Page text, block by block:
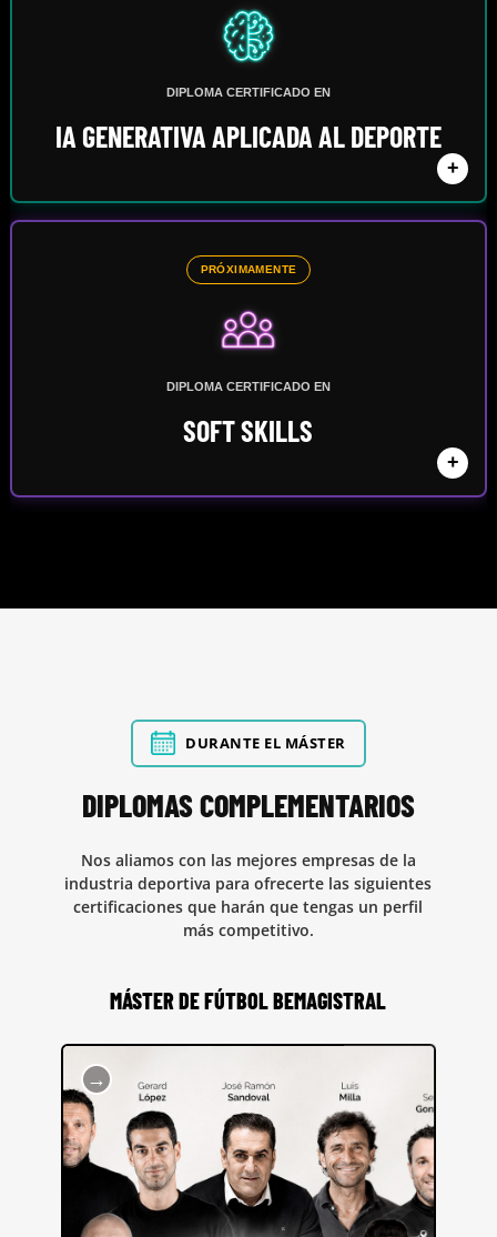
DIPLOMA CERTIFICADO EN
IA GENERATIVA APLICADA AL DEPORTE
+
PRÓXIMAMENTE
DIPLOMA CERTIFICADO EN
SOFT SKILLS
+
DURANTE EL MÁSTER
DIPLOMAS COMPLEMENTARIOS
Nos aliamos con las mejores empresas de la
industria deportiva para ofrecerte las siguientes
certificaciones que harán que tengas un perfil
más competitivo.
MÁSTER DE FÚTBOL BEMAGISTRAL
→
Formamos a los mejores analistas del mundo,
dominando la analítica avanzada de datos con Sports
Data Campus y enseñando los aspectos técnico-tácticos
del juego de la mano de BeMagistral para completar su
formación en todos los ámbitos.
PLAN DE ESTUDIOS ÚNICO
Con lo esencial para ampliar conocimientos en fútbol y
vivir experiencias exclusivas.
PROFESORES DE MÁXIMO NIVEL